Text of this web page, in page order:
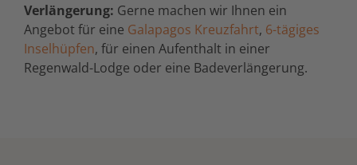
Verlängerung: Gerne machen wir Ihnen ein
Angebot für eine Galapagos Kreuzfahrt, 6-tägiges
Inselhüpfen, für einen Aufenthalt in einer
Regenwald-Lodge oder eine Badeverlängerung.